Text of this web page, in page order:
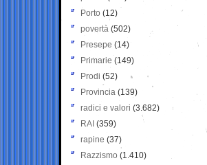
Porto (12)
povertà (502)
Presepe (14)
Primarie (149)
Prodi (52)
Provincia (139)
radici e valori (3.682)
RAI (359)
rapine (37)
Razzismo (1.410)